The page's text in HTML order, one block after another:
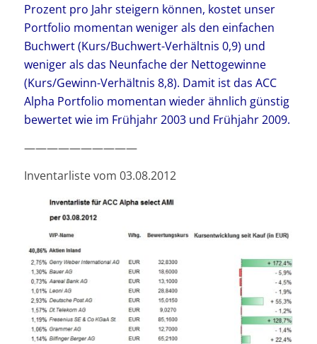
Prozent pro Jahr steigern können, kostet unser
Portfolio momentan weniger als den einfachen
Buchwert (Kurs/Buchwert-Verhältnis 0,9) und
weniger als das Neunfache der Nettogewinne
(Kurs/Gewinn-Verhältnis 8,8). Damit ist das ACC
Alpha Portfolio momentan wieder ähnlich günstig
bewertet wie im Frühjahr 2003 und Frühjahr 2009.
——————————
Inventarliste vom 03.08.2012